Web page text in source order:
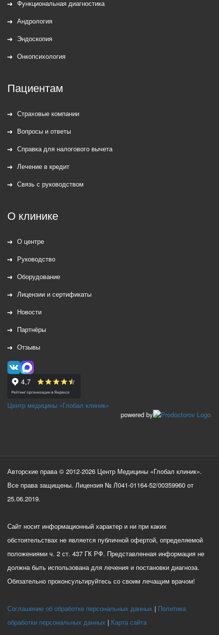
Функциональная диагностика
Андрология
Эндоскопия
Онкопсихология
Пациентам
Страховые компании
Вопросы и ответы
Справка для налогового вычета
Лечение в кредит
Связь с руководством
О клинике
О центре
Руководство
Оборудование
Лицензии и сертификаты
Новости
Партнёры
Отзывы
Центр медицины «Глобал клиник»
powered by
Авторские права © 2012-2026 Центр Медицины «Глобал клиник».
Все права защищены. Лицензия № Л041-01164-52/00359960 от
25.06.2019.
Сайт носит информационный характер и ни при каких
обстоятельствах не является публичной офертой, определяемой
положениями ч. 2 ст. 437 ГК РФ. Представленная информация не
должна быть использована для лечения и постановки диагноза.
Обязательно проконсультируйтесь со своим лечащим врачом!
Соглашение об обработке персональных данных
Политика
обработки персональных данных
Карта сайта